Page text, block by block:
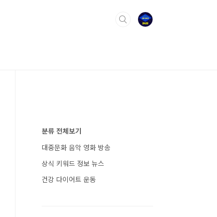
분류 전체보기
대중문화 음악 영화 방송
상식 키워드 정보 뉴스
건강 다이어트 운동